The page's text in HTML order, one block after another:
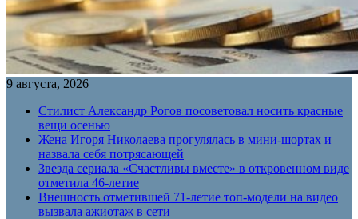
9 августа, 2026
Стилист Александр Рогов посоветовал носить красные
вещи осенью
Жена Игоря Николаева прогулялась в мини-шортах и
назвала себя потрясающей
Звезда сериала «Счастливы вместе» в откровенном виде
отметила 46-летие
Внешность отметившей 71-летие топ-модели на видео
вызвала ажиотаж в сети